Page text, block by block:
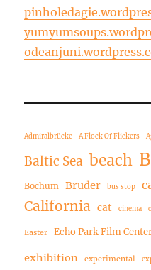
Admiralbrücke A Flock Of Flickers
Baltic Sea beach
Bochum Bruder bus stop
California cat cinema
Easter Echo Park Film
exhibition experimental